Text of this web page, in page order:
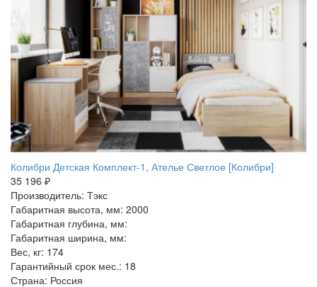
Колибри Детская Комплект-1, Ателье Светлое [Колибри]
35 196 ₽
Производитель: Тэкс
Габаритная высота, мм: 2000
Габаритная глубина, мм:
Габаритная ширина, мм:
Вес, кг: 174
Гарантийный срок мес.: 18
Страна: Россия